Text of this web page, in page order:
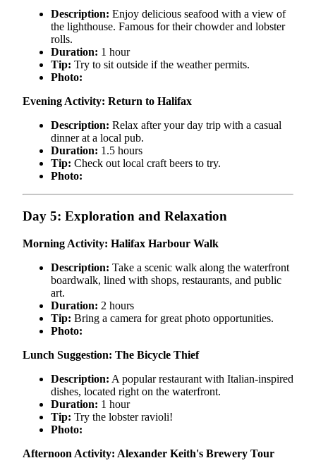
Description: Enjoy delicious seafood with a view of
the lighthouse. Famous for their chowder and lobster
rolls.
Duration: 1 hour
Tip: Try to sit outside if the weather permits.
Photo:
Evening Activity: Return to Halifax
Description: Relax after your day trip with a casual
dinner at a local pub.
Duration: 1.5 hours
Tip: Check out local craft beers to try.
Photo:
Day 5: Exploration and Relaxation
Morning Activity: Halifax Harbour Walk
Description: Take a scenic walk along the waterfront
boardwalk, lined with shops, restaurants, and public
art.
Duration: 2 hours
Tip: Bring a camera for great photo opportunities.
Photo:
Lunch Suggestion: The Bicycle Thief
Description: A popular restaurant with Italian-inspired
dishes, located right on the waterfront.
Duration: 1 hour
Tip: Try the lobster ravioli!
Photo:
Afternoon Activity: Alexander Keith's Brewery Tour